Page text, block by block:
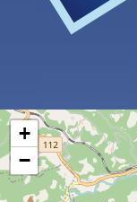
+
−